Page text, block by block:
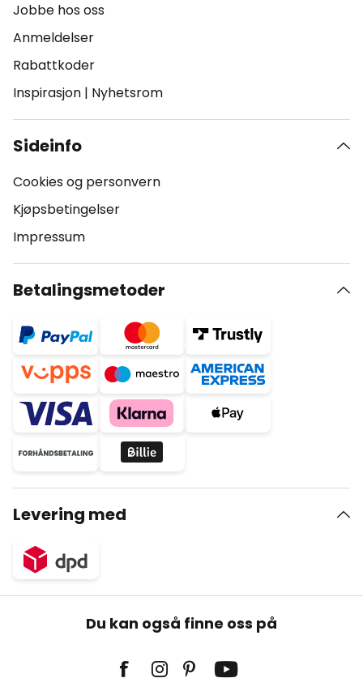
Jobbe hos oss
Anmeldelser
Rabattkoder
Inspirasjon | Nyhetsrom
Sideinfo
Cookies og personvern
Kjøpsbetingelser
Impressum
Betalingsmetoder
Levering med
Du kan også finne oss på